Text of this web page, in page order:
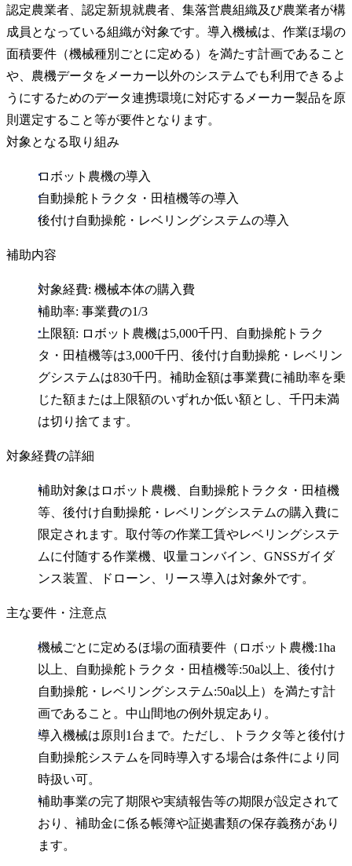
認定農業者、認定新規就農者、集落営農組織及び農業者が構
成員となっている組織が対象です。導入機械は、作業ほ場の
面積要件（機械種別ごとに定める）を満たす計画であること
や、農機データをメーカー以外のシステムでも利用できるよ
うにするためのデータ連携環境に対応するメーカー製品を原
則選定すること等が要件となります。
対象となる取り組み
ロボット農機の導入
自動操舵トラクタ・田植機等の導入
後付け自動操舵・レベリングシステムの導入
補助内容
対象経費: 機械本体の購入費
補助率: 事業費の1/3
上限額: ロボット農機は5,000千円、自動操舵トラク
タ・田植機等は3,000千円、後付け自動操舵・レベリン
グシステムは830千円。補助金額は事業費に補助率を乗
じた額または上限額のいずれか低い額とし、千円未満
は切り捨てます。
対象経費の詳細
補助対象はロボット農機、自動操舵トラクタ・田植機
等、後付け自動操舵・レベリングシステムの購入費に
限定されます。取付等の作業工賃やレベリングシステ
ムに付随する作業機、収量コンバイン、GNSSガイダ
ンス装置、ドローン、リース導入は対象外です。
主な要件・注意点
機械ごとに定めるほ場の面積要件（ロボット農機:1ha
以上、自動操舵トラクタ・田植機等:50a以上、後付け
自動操舵・レベリングシステム:50a以上）を満たす計
画であること。中山間地の例外規定あり。
導入機械は原則1台まで。ただし、トラクタ等と後付け
自動操舵システムを同時導入する場合は条件により同
時扱い可。
補助事業の完了期限や実績報告等の期限が設定されて
おり、補助金に係る帳簿や証拠書類の保存義務があり
ます。